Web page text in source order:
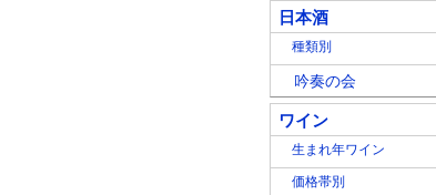
日本酒
種類別
吟奏の会
ワイン
生まれ年ワイン
価格帯別